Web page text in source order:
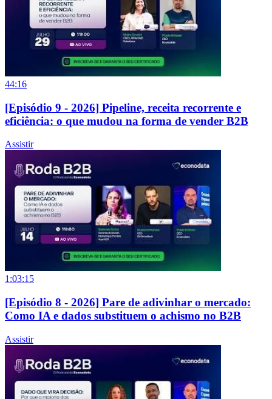
44:16
[Episódio 9 - 2026] Pipeline, receita recorrente e
eficiência: o que mudou na forma de vender B2B
Assistir
1:03:15
[Episódio 8 - 2026] Pare de adivinhar o mercado:
Como IA e dados substituem o achismo no B2B
Assistir